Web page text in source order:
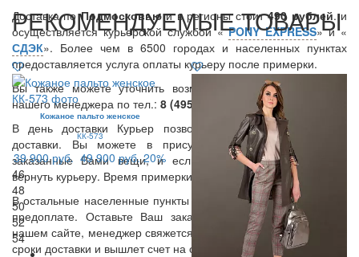
Доставка поПодмосковьюи в регионы стоит490 рублей. и
осуществляется курьерской службой «PONY EXPRESS» и «
СДЭК». Более чем в 6500 городах и населенных пунктах
предоставляется услуга оплаты курьеру после примерки.
Вы также можете уточнить возможность данной услуги у
нашего менеджера по тел.: 8 (495) 409 67 27
В день доставки Курьер позвонит Вам и уточнит время
доставки. Вы можете в присутствии Курьера примерить
заказанные Вами вещи, и если что-то Вам не подошло,
вернуть курьеру. Время примерки -15 мин.
В остальные населенные пункты доставка осуществляется по
предоплате. Оставьте Ваш заказ и контактные данные на
нашем сайте, менеджер свяжется с Вами, уточнит стоимость и
сроки доставки и вышлет счет на оплату.
РЕКОМЕНДУЕМЫЕ ТОВАРЫ
Кожаное пальто женское
КК-573
39 900 руб. 49 900 руб. 20%
46
48
50
52
54